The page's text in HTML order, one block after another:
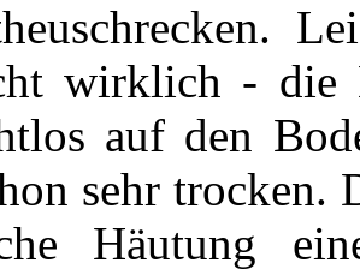
wirklich - die
auf den
sehr
Häutung